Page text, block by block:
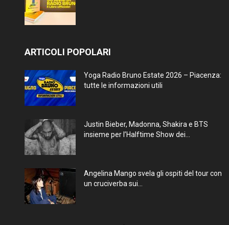
ARTICOLI POPOLARI
Yoga Radio Bruno Estate 2026 – Piacenza:
tutte le informazioni utili
Justin Bieber, Madonna, Shakira e BTS
insieme per l’Halftime Show dei...
Angelina Mango svela gli ospiti del tour con
un cruciverba sui...